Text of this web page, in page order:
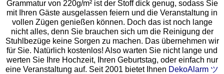
Grammatur von 220g/m² ist der Stoff dick genug, sodass Sie
mit Ihren Gäste ausgelassen feiern und die Veranstaltung in
vollen Zügen genießen können. Doch das ist noch lange
nicht alles, denn Sie brauchen sich um die Reinigung der
Stuhlbezüge keine Sorgen zu machen. Das übernehmen wir
für Sie. Natürlich kostenlos! Also warten Sie nicht lange und
werten Sie Ihre Hochzeit, Ihren Geburtstag, oder einfach nur
eine Veranstaltung auf. Seit 2001 bietet Ihnen DekoAlarm ツ